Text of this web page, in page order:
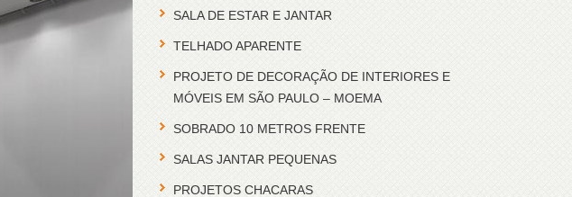
SALA DE ESTAR E JANTAR
TELHADO APARENTE
PROJETO DE DECORAÇÃO DE INTERIORES E
MÓVEIS EM SÃO PAULO – MOEMA
SOBRADO 10 METROS FRENTE
SALAS JANTAR PEQUENAS
PROJETOS CHACARAS